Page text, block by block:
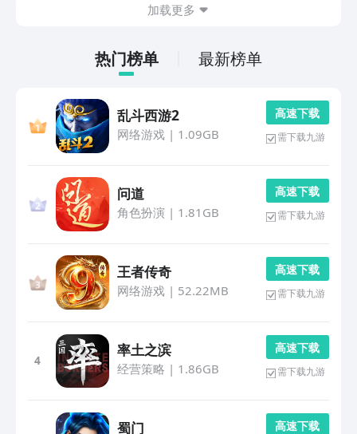
加载更多
热门榜单 最新榜单
乱斗西游2
网络游戏| 1.09GB
高 速 下 载
需下载九游
问道
角色扮演 | 1.81GB
高 速 下 载
需下载九游
王者传奇
网络游戏| 52.22MB
高 速 下 载
需下载九游
4
率土之滨
经营策略 | 1.86GB
高 速 下 载
需下载九游
蜀门 高 速 下 载